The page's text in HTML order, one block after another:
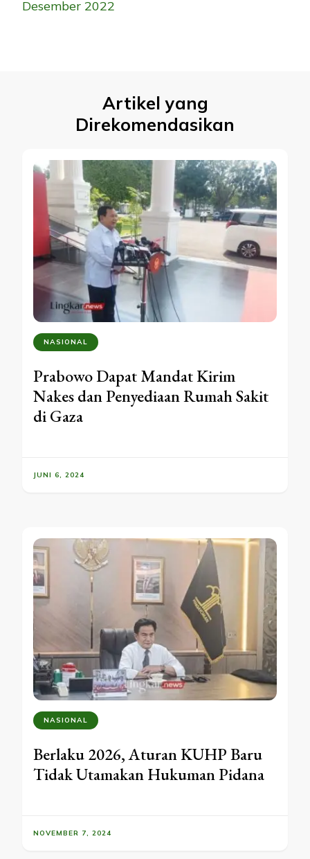
Desember 2022
Artikel yang
Direkomendasikan
NASIONAL
Prabowo Dapat Mandat Kirim
Nakes dan Penyediaan Rumah Sakit
di Gaza
JUNI 6, 2024
NASIONAL
Berlaku 2026, Aturan KUHP Baru
Tidak Utamakan Hukuman Pidana
NOVEMBER 7, 2024